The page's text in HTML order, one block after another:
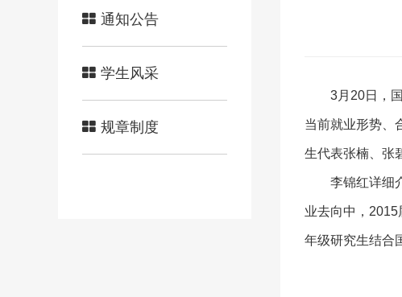
通知公告
学生风采
规章制度
3月20日，
当前就业形势、
生代表张楠、张
李锦红详细
业去向中，
年级研究生结合